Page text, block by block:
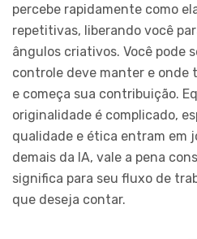
percebe rapidamente como
repetitivas, liberando você
ângulos criativos. Você pode
controle deve manter e onde
e começa sua contribuição.
originalidade é complicado,
qualidade e ética entram em
demais da IA, vale a pena
significa para seu fluxo de
que deseja contar.